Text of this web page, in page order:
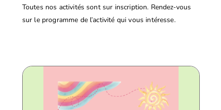
Toutes nos activités sont sur inscription. Rendez-vous
sur le programme de l’activité qui vous intéresse.